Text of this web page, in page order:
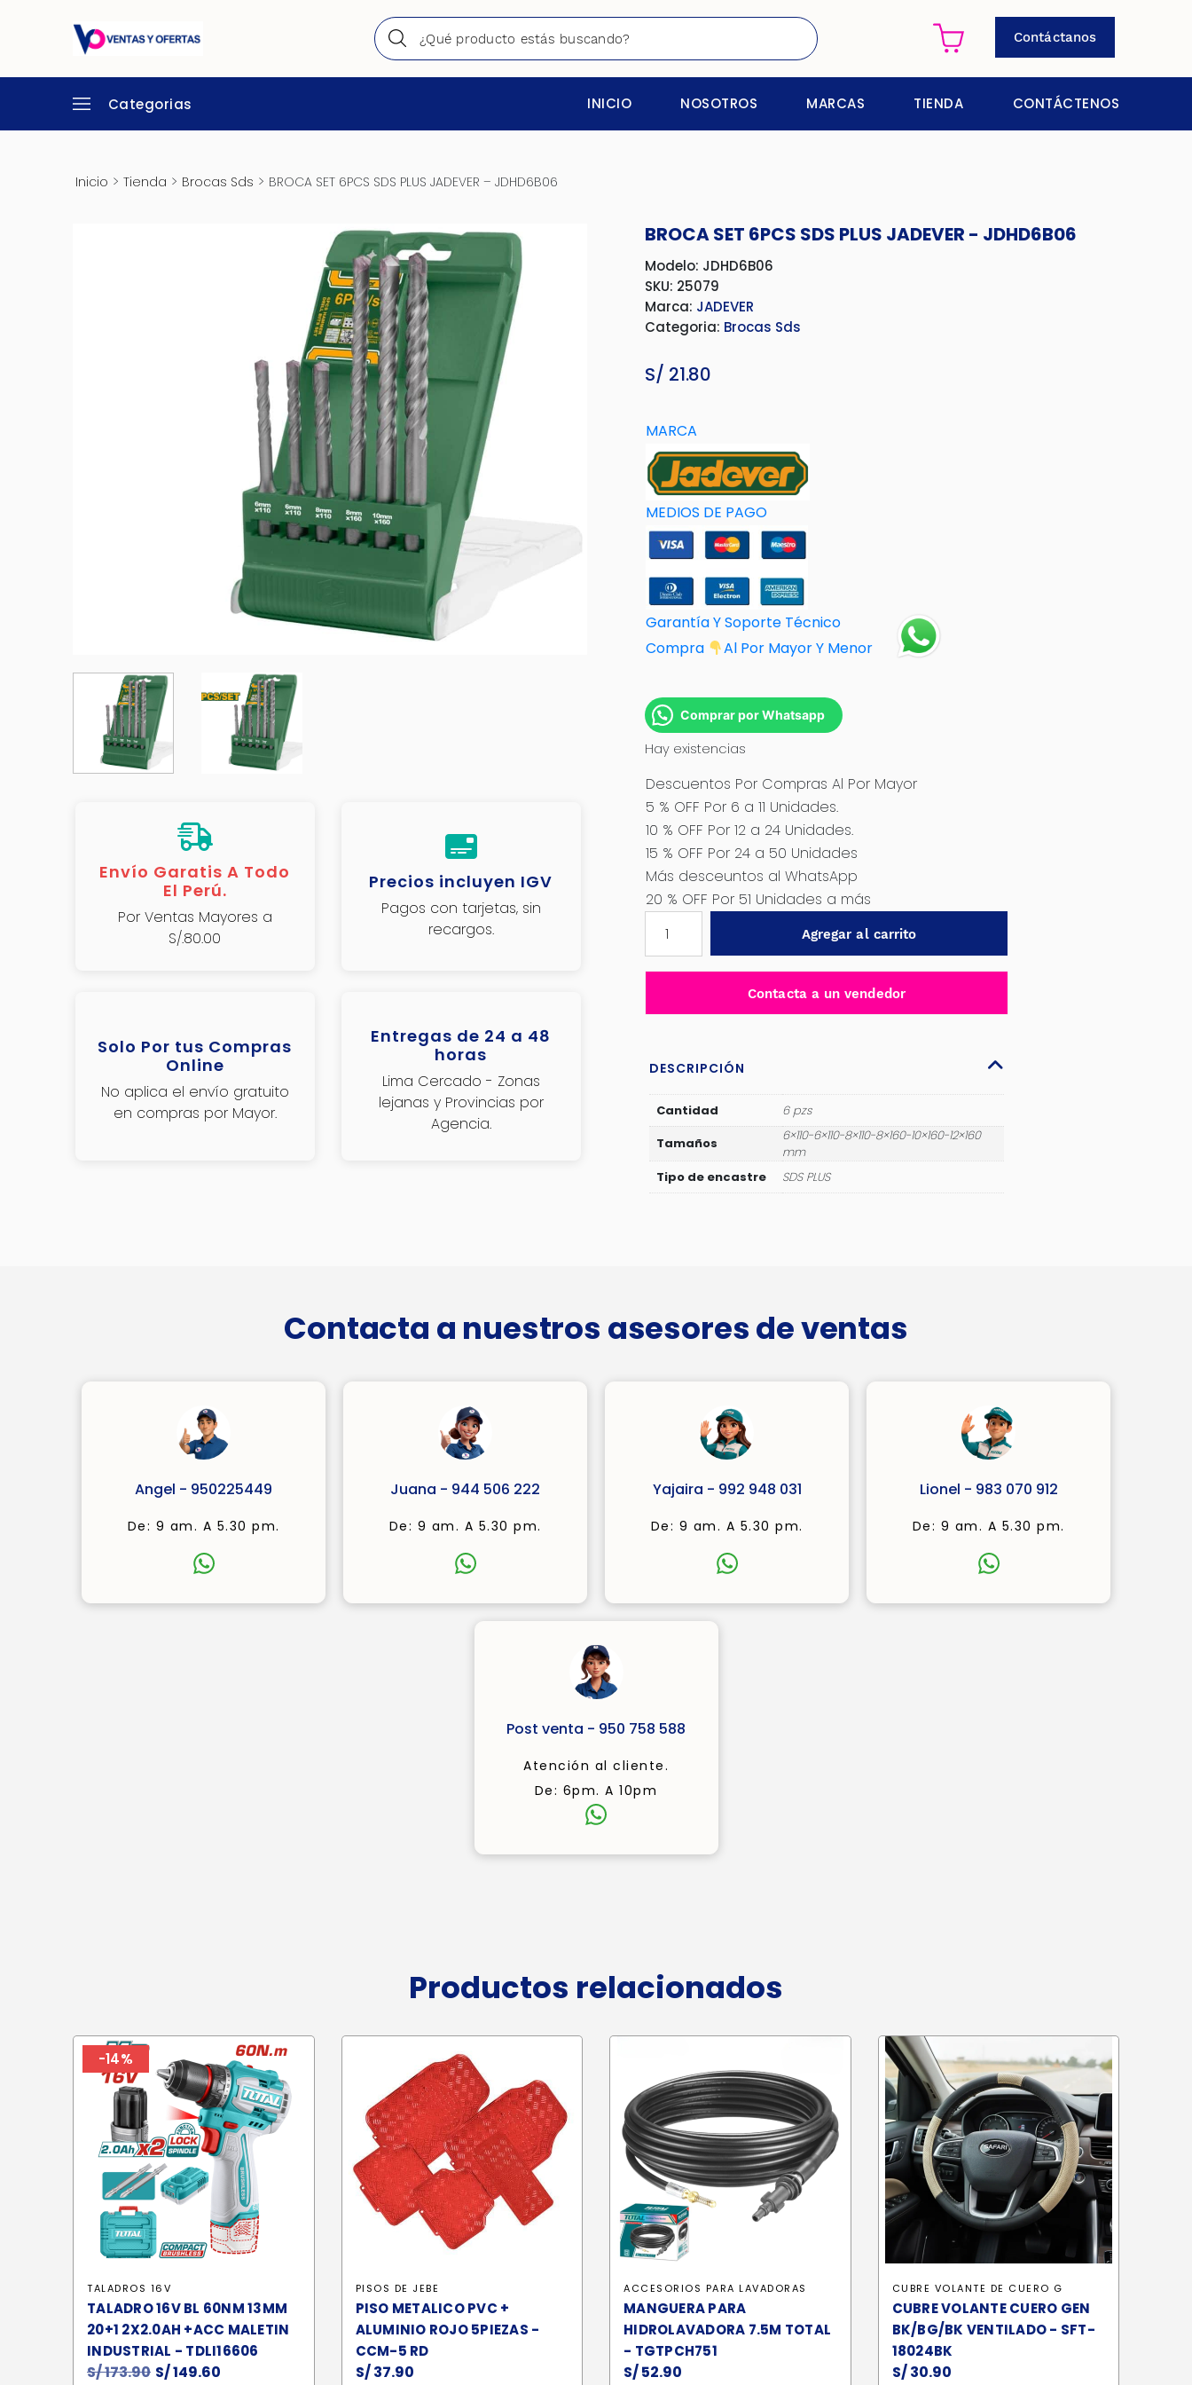
Contáctanos
Categorias INICIO NOSOTROS MARCAS TIENDA CONTÁCTENOS
Inicio > Tienda > Brocas Sds > BROCA SET 6PCS SDS PLUS JADEVER – JDHD6B06
Envío Garatis A Todo
El Perú.
Por Ventas Mayores a
S/.80.00
Precios incluyen IGV
Pagos con tarjetas, sin
recargos.
Solo Por tus Compras
Online
No aplica el envío gratuito
en compras por Mayor.
Entregas de 24 a 48
horas
Lima Cercado - Zonas
lejanas y Provincias por
Agencia.
BROCA SET 6PCS SDS PLUS JADEVER - JDHD6B06
Modelo: JDHD6B06
SKU: 25079
Marca: JADEVER
Categoria: Brocas Sds
S/ 21.80
MARCA
MEDIOS DE PAGO
Garantía Y Soporte Técnico
Compra
Al Por Mayor Y Menor
Comprar por Whatsapp
Hay existencias
Descuentos Por Compras Al Por Mayor
5 % OFF Por 6 a 11 Unidades.
10 % OFF Por 12 a 24 Unidades.
15 % OFF Por 24 a 50 Unidades
Más desceuntos al WhatsApp
20 % OFF Por 51 Unidades a más
6PCS
JDHD6B06
cantidad
Agregar al carrito
Contacta a un vendedor
DESCRIPCIÓN
Cantidad
6 pzs
Tamaños
6×110-6×110-8×110-8×160-10×160-12×160
mm
Tipo de encastre
SDS PLUS
Contacta a nuestros asesores de ventas
Angel - 950225449
De: 9 am. A 5.30 pm.
Juana - 944 506 222
De: 9 am. A 5.30 pm.
Yajaira - 992 948 031
De: 9 am. A 5.30 pm.
Lionel - 983 070 912
De: 9 am. A 5.30 pm.
Post venta - 950 758 588
Atención al cliente.
De: 6pm. A 10pm
Productos relacionados
-14%
TALADROS 16V
TALADRO 16V BL 60NM 13MM
20+1 2X2.0AH +ACC MALETIN
INDUSTRIAL - TDLI16606
S/173.90 El
S/149.60
PISOS DE JEBE
PISO METALICO PVC +
ALUMINIO ROJO 5PIEZAS -
CCM-5 RD
S/37.90
ACCESORIOS PARA LAVADORAS
MANGUERA PARA
HIDROLAVADORA 7.5M TOTAL
- TGTPCH751
S/52.90
CUBRE VOLANTE DE CUERO G
CUBRE VOLANTE CUERO GEN
BK/BG/BK VENTILADO - SFT-
18024BK
S/30.90